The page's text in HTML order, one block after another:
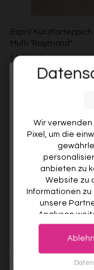
Esprit
Multi "Raymond"
ESPRIT
Ab €119,00
Esprit Kurzflorteppich
Grau "Beatle-B"
Wir
Pixel, um die
anbieten zu
Website zu
Informationen
unsere
Analysen
pseudonymer
Advertising
zusammen,
Melde dich jetzt
10%
VORNAME
erneuter